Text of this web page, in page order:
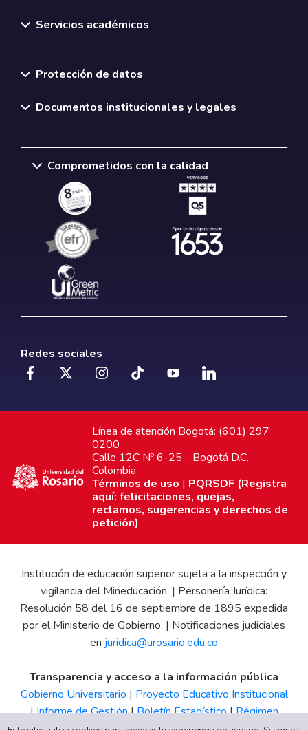
Servicios académicos
Protección de datos
Documentos institucionales y legales
Comprometidos con la calidad
Redes sociales
Línea de atención Bogotá: (601) 297
0200
Calle 12C Nº 6-25 - Bogotá D.C.
Colombia
Términos de uso | PQRSDF (Registra
aquí: felicitaciones, quejas,
reclamos, sugerencias y derechos de
petición)
Institución de educación superior sujeta a la inspección y
vigilancia del Mineducación. | Personería Jurídica:
Resolución 58 del 16 de septiembre de 1895 expedida
por el Ministerio de Gobierno. | Notificaciones judiciales
en juridica@urosario.edu.co
Transparencia y acceso a la información pública
Gobierno Universitario | Proyecto Educativo Institucional
|Informe de Gestión|Boletín Estadístico|Régimen